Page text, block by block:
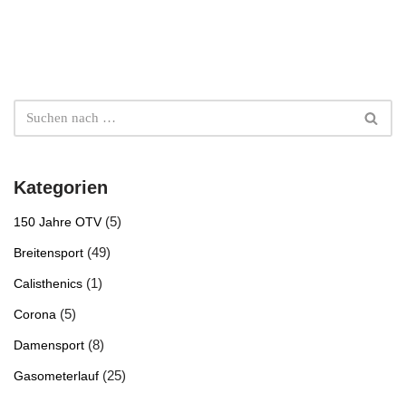
Kategorien
150 Jahre OTV(5)
Breitensport (49)
Calisthenics (1)
Corona (5)
Damensport (8)
Gasometerlauf (25)